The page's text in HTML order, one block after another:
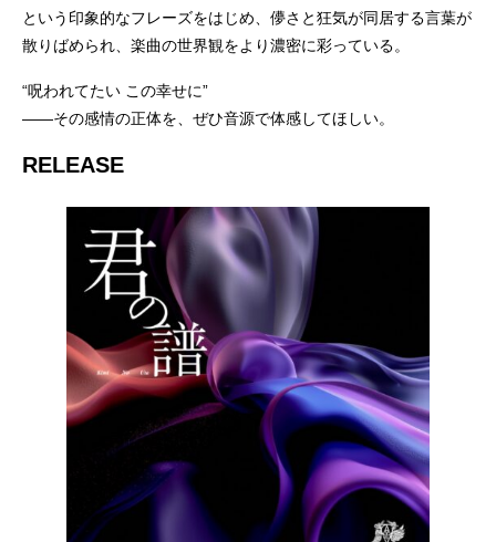
という印象的なフレーズをはじめ、儚さと狂気が同居する言葉が
散りばめられ、楽曲の世界観をより濃密に彩っている。
“呪われてたい この幸せに”
――その感情の正体を、ぜひ音源で体感してほしい。
RELEASE